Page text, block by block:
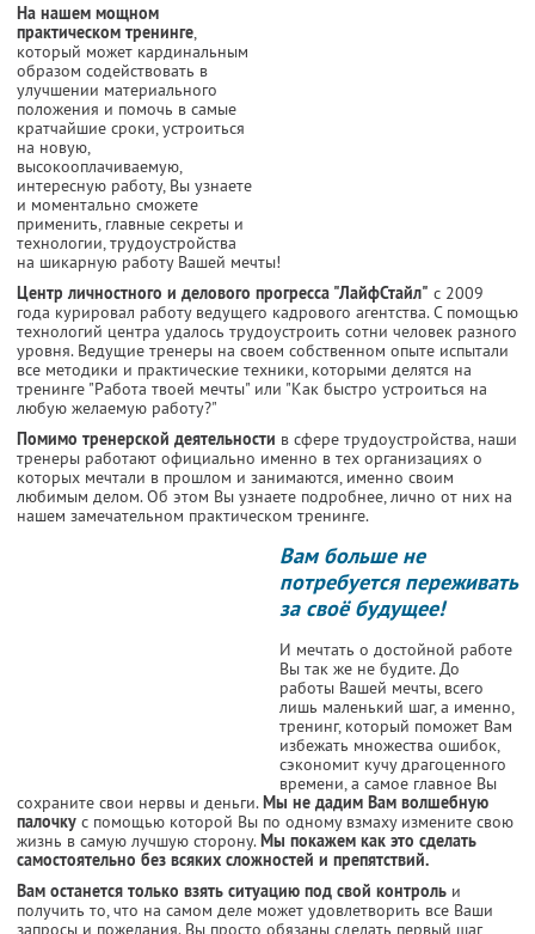
На нашем мощном
практическом тренинге,
который может кардинальным
образом содействовать в
улучшении материального
положения и помочь в самые
кратчайшие сроки, устроиться
на новую,
высокооплачиваемую,
интересную работу, Вы узнаете
и моментально сможете
применить, главные секреты и
технологии, трудоустройства
на шикарную работу Вашей мечты!
Центр личностного и делового прогресса "ЛайфСтайл" с 2009
года курировал работу ведущего кадрового агентства. С помощью
технологий центра удалось трудоустроить сотни человек разного
уровня. Ведущие тренеры на своем собственном опыте испытали
все методики и практические техники, которыми делятся на
тренинге "Работа твоей мечты" или "Как быстро устроиться на
любую желаемую работу?"
Помимо тренерской деятельности в сфере трудоустройства, наши
тренеры работают официально именно в тех организациях о
которых мечтали в прошлом и занимаются, именно своим
любимым делом. Об этом Вы узнаете подробнее, лично от них на
нашем замечательном практическом тренинге.
Вам больше не
потребуется переживать
за своё будущее!
И мечтать о достойной работе
Вы так же не будите. До
работы Вашей мечты, всего
лишь маленький шаг, а именно,
тренинг, который поможет Вам
избежать множества ошибок,
сэкономит кучу драгоценного
времени, а самое главное Вы
сохраните свои нервы и деньги.Мы не дадим Вам волшебную
палочку с помощью которой Вы по одному взмаху измените свою
жизнь в самую лучшую сторону.Мы покажем как это сделать
самостоятельно без всяких сложностей и препятствий.
Вам останется только взять ситуацию под свой контроль и
получить то, что на самом деле может удовлетворить все Ваши
запросы и пожелания. Вы просто обязаны сделать первый шаг